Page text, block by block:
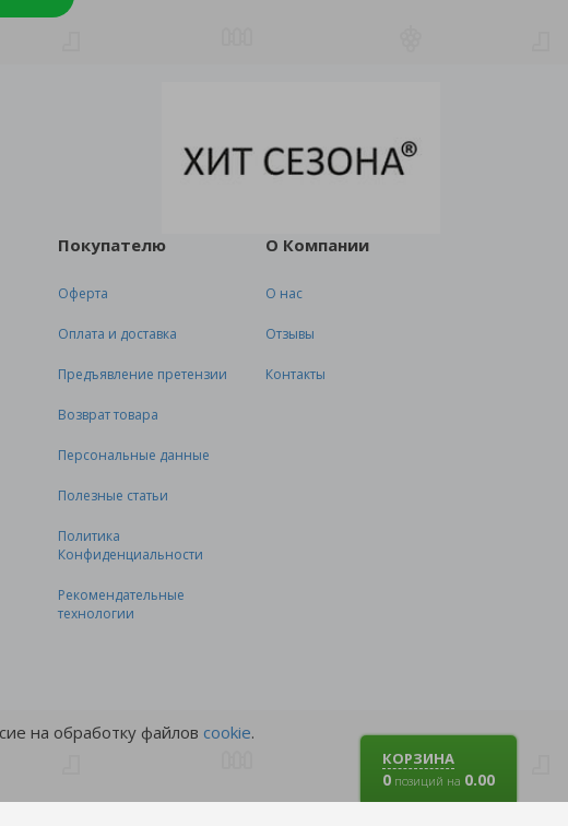
КОРЗИНА
0 позиций на 0.00
Покупателю
Оферта
Оплата и доставка
Предъявление претензии
Возврат товара
Персональные данные
Полезные статьи
Политика
Конфиденциальности
Рекомендательные
технологии
О Компании
О нас
Отзывы
Контакты
на обработку файлов cookie.